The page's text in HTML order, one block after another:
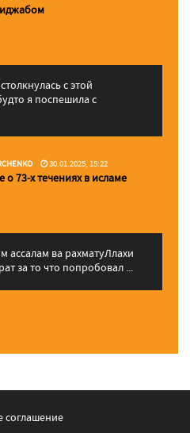
с этой
я поспешила с
30.01.2025, 15:22
73-х течениях в исламе
за то что попробовал ...
соглашение